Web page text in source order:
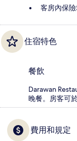
客房內保
住宿特色
餐飲
Darawan
晚餐。房客可
費用和規定